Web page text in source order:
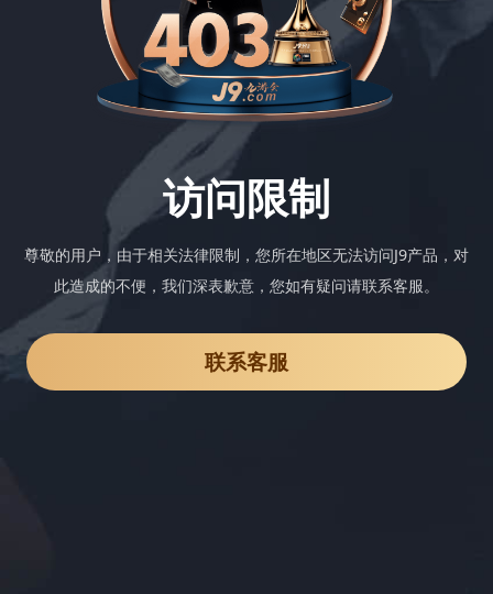
访问限制
尊敬的用户，由于相关法律限制，您所在地区无法访问J9产品，对
此造成的不便，我们深表歉意，您如有疑问请联系客服。
联系客服